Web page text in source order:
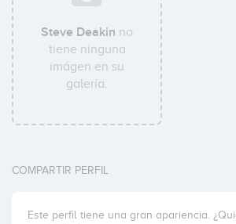
Steve Deakin no
tiene ninguna
imágen en su
galería.
COMPARTIR PERFIL
Este perfil tiene una gran apariencia.